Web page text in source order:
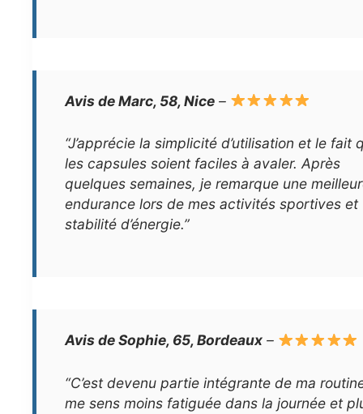
Avis de Marc, 58, Nice –
“J’apprécie la simplicité d’utilisation et le fait
les capsules soient faciles à avaler. Après
quelques semaines, je remarque une
endurance lors de mes activités sportives et
stabilité d’énergie.”
Avis de Sophie, 65, Bordeaux –
“C’est devenu partie intégrante de ma
me sens moins fatiguée dans la journée et